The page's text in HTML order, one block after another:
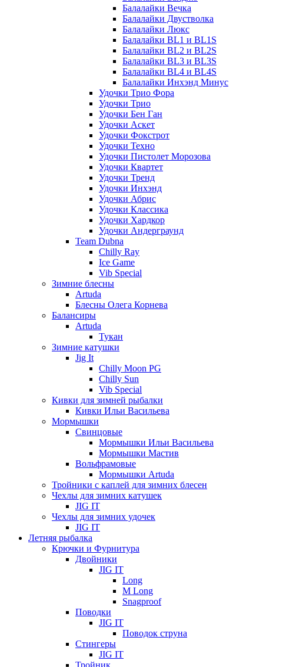
Балалайки Вечка
Балалайки Двустволка
Балалайки Люкс
Балалайки BL1 и BL1S
Балалайки BL2 и BL2S
Балалайки BL3 и BL3S
Балалайки BL4 и BL4S
Балалайки Инхэнд Минус
Удочки Трио Фора
Удочки Трио
Удочки Бен Ган
Удочки Аскет
Удочки Фокстрот
Удочки Техно
Удочки Пистолет Морозова
Удочки Квартет
Удочки Тренд
Удочки Инхэнд
Удочки Абрис
Удочки Классика
Удочки Хардкор
Удочки Андерграунд
Team Dubna
Chilly Ray
Ice Game
Vib Special
Зимние блесны
Artuda
Блесны Олега Корнева
Балансиры
Artuda
Тукан
Зимние катушки
Jig It
Chilly Moon PG
Chilly Sun
Vib Special
Кивки для зимней рыбалки
Кивки Ильи Васильева
Мормышки
Свинцовые
Мормышки Ильи Васильева
Мормышки Мастив
Вольфрамовые
Мормышки Artuda
Тройники с каплей для зимних блесен
Чехлы для зимних катушек
JIG IT
Чехлы для зимних удочек
JIG IT
Летняя рыбалка
Крючки и Фурнитура
Двойники
JIG IT
Long
M Long
Snagproof
Поводки
JIG IT
Поводок струна
Стингеры
JIG IT
Тройник